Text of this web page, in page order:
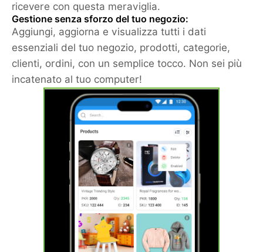
ricevere con questa meraviglia.
Gestione senza sforzo del tuo negozio:
Aggiungi, aggiorna e visualizza tutti i dati
essenziali del tuo negozio, prodotti, categorie,
clienti, ordini, con un semplice tocco. Non sei più
incatenato al tuo computer!